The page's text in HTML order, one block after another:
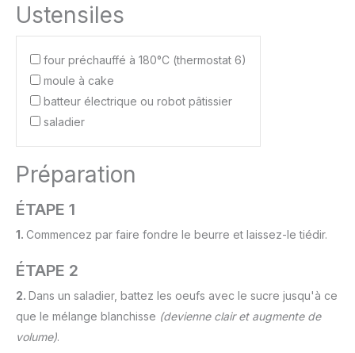
Ustensiles
four préchauffé à 180°C (thermostat 6)
moule à cake
batteur électrique ou robot pâtissier
saladier
Préparation
ÉTAPE 1
1. Commencez par faire fondre le beurre et laissez-le tiédir.
ÉTAPE 2
2. Dans un saladier, battez les oeufs avec le sucre jusqu'à ce
que le mélange blanchisse (devienne clair et augmente de
volume).